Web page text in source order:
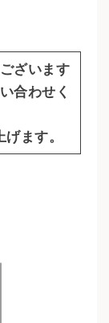
ざいます
合わせく
ます。